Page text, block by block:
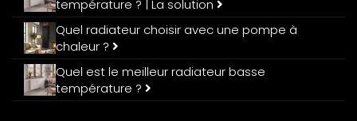
température ? | La solution
Quel radiateur choisir avec une pompe à
chaleur ?
Quel est le meilleur radiateur basse
température ?